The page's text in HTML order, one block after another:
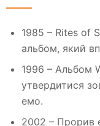
1985 – Rites of
альбом, який
1996 – Альбом
утвердитися
емо.
2002 – Прорив